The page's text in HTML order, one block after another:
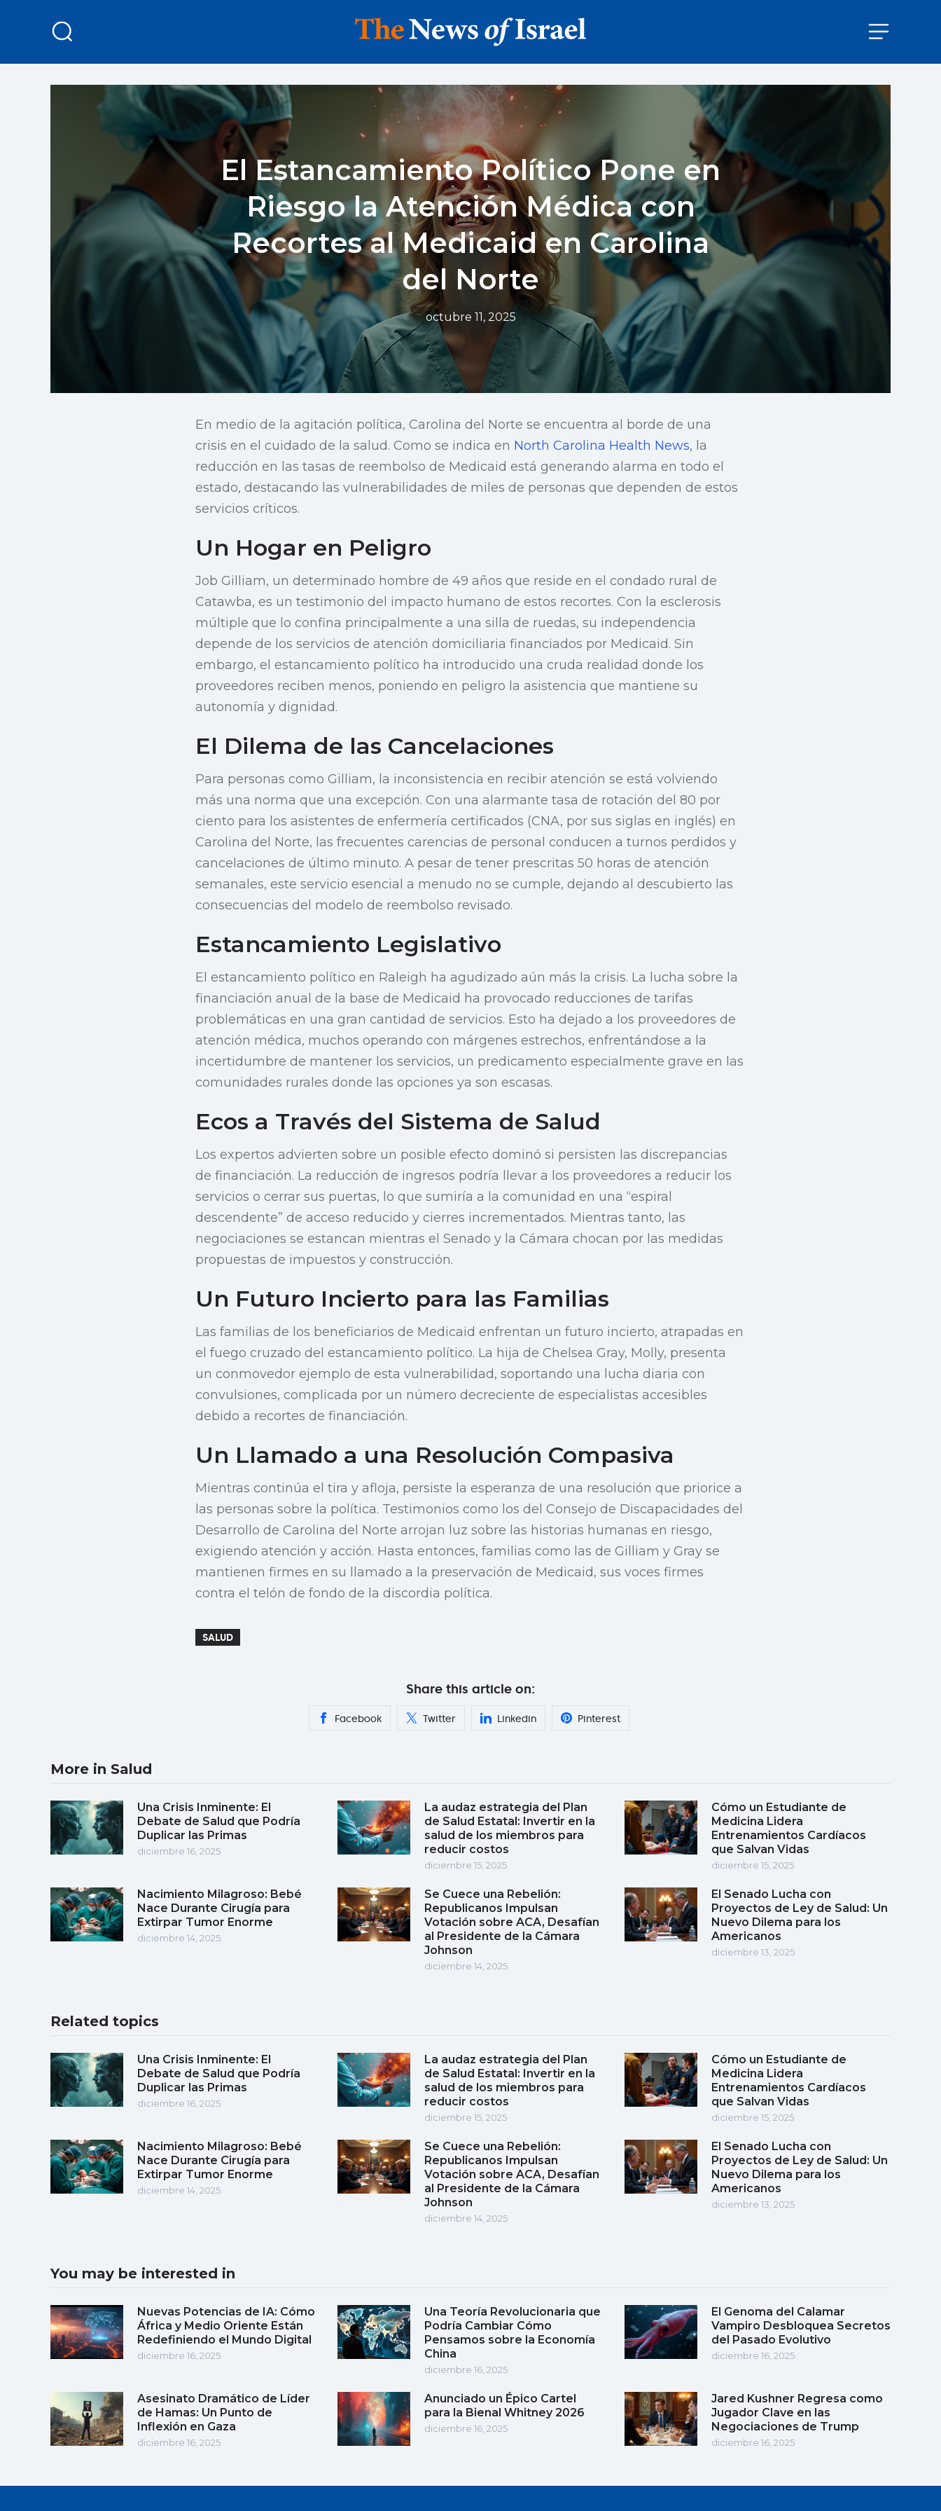
El Estancamiento Político Pone en
Riesgo la Atención Médica con
Recortes al Medicaid en Carolina
del Norte
octubre 11, 2025
En medio de la agitación política, Carolina del Norte se encuentra al borde de una
crisis en el cuidado de la salud. Como se indica en North Carolina Health News, la
reducción en las tasas de reembolso de Medicaid está generando alarma en todo el
estado, destacando las vulnerabilidades de miles de personas que dependen de estos
servicios críticos.
Un Hogar en Peligro
Job Gilliam, un determinado hombre de 49 años que reside en el condado rural de
Catawba, es un testimonio del impacto humano de estos recortes. Con la esclerosis
múltiple que lo confina principalmente a una silla de ruedas, su independencia
depende de los servicios de atención domiciliaria financiados por Medicaid. Sin
embargo, el estancamiento político ha introducido una cruda realidad donde los
proveedores reciben menos, poniendo en peligro la asistencia que mantiene su
autonomía y dignidad.
El Dilema de las Cancelaciones
Para personas como Gilliam, la inconsistencia en recibir atención se está volviendo
más una norma que una excepción. Con una alarmante tasa de rotación del 80 por
ciento para los asistentes de enfermería certificados (CNA, por sus siglas en inglés) en
Carolina del Norte, las frecuentes carencias de personal conducen a turnos perdidos y
cancelaciones de último minuto. A pesar de tener prescritas 50 horas de atención
semanales, este servicio esencial a menudo no se cumple, dejando al descubierto las
consecuencias del modelo de reembolso revisado.
Estancamiento Legislativo
El estancamiento político en Raleigh ha agudizado aún más la crisis. La lucha sobre la
financiación anual de la base de Medicaid ha provocado reducciones de tarifas
problemáticas en una gran cantidad de servicios. Esto ha dejado a los proveedores de
atención médica, muchos operando con márgenes estrechos, enfrentándose a la
incertidumbre de mantener los servicios, un predicamento especialmente grave en las
comunidades rurales donde las opciones ya son escasas.
Ecos a Través del Sistema de Salud
Los expertos advierten sobre un posible efecto dominó si persisten las discrepancias
de financiación. La reducción de ingresos podría llevar a los proveedores a reducir los
servicios o cerrar sus puertas, lo que sumiría a la comunidad en una “espiral
descendente” de acceso reducido y cierres incrementados. Mientras tanto, las
negociaciones se estancan mientras el Senado y la Cámara chocan por las medidas
propuestas de impuestos y construcción.
Un Futuro Incierto para las Familias
Las familias de los beneficiarios de Medicaid enfrentan un futuro incierto, atrapadas en
el fuego cruzado del estancamiento político. La hija de Chelsea Gray, Molly, presenta
un conmovedor ejemplo de esta vulnerabilidad, soportando una lucha diaria con
convulsiones, complicada por un número decreciente de especialistas accesibles
debido a recortes de financiación.
Un Llamado a una Resolución Compasiva
Mientras continúa el tira y afloja, persiste la esperanza de una resolución que priorice a
las personas sobre la política. Testimonios como los del Consejo de Discapacidades del
Desarrollo de Carolina del Norte arrojan luz sobre las historias humanas en riesgo,
exigiendo atención y acción. Hasta entonces, familias como las de Gilliam y Gray se
mantienen firmes en su llamado a la preservación de Medicaid, sus voces firmes
contra el telón de fondo de la discordia política.
SALUD
Share this article on:
Facebook Twitter Linkedin Pinterest
More in Salud
Una Crisis Inminente: El
Debate de Salud que Podría
Duplicar las Primas
diciembre 16, 2025
La audaz estrategia del Plan
de Salud Estatal: Invertir en la
salud de los miembros para
reducir costos
diciembre 15, 2025
Cómo un Estudiante de
Medicina Lidera
Entrenamientos Cardíacos
que Salvan Vidas
diciembre 15, 2025
Nacimiento Milagroso: Bebé
Nace Durante Cirugía para
Extirpar Tumor Enorme
diciembre 14, 2025
Se Cuece una Rebelión:
Republicanos Impulsan
Votación sobre ACA, Desafían
al Presidente de la Cámara
Johnson
diciembre 14, 2025
El Senado Lucha con
Proyectos de Ley de Salud: Un
Nuevo Dilema para los
Americanos
diciembre 13, 2025
Related topics
Una Crisis Inminente: El
Debate de Salud que Podría
Duplicar las Primas
diciembre 16, 2025
La audaz estrategia del Plan
de Salud Estatal: Invertir en la
salud de los miembros para
reducir costos
diciembre 15, 2025
Cómo un Estudiante de
Medicina Lidera
Entrenamientos Cardíacos
que Salvan Vidas
diciembre 15, 2025
Nacimiento Milagroso: Bebé
Nace Durante Cirugía para
Extirpar Tumor Enorme
diciembre 14, 2025
Se Cuece una Rebelión:
Republicanos Impulsan
Votación sobre ACA, Desafían
al Presidente de la Cámara
Johnson
diciembre 14, 2025
El Senado Lucha con
Proyectos de Ley de Salud: Un
Nuevo Dilema para los
Americanos
diciembre 13, 2025
You may be interested in
Nuevas Potencias de IA: Cómo
África y Medio Oriente Están
Redefiniendo el Mundo Digital
diciembre 16, 2025
Una Teoría Revolucionaria que
Podría Cambiar Cómo
Pensamos sobre la Economía
China
diciembre 16, 2025
El Genoma del Calamar
Vampiro Desbloquea Secretos
del Pasado Evolutivo
diciembre 16, 2025
Asesinato Dramático de Líder
de Hamas: Un Punto de
Inflexión en Gaza
diciembre 16, 2025
Anunciado un Épico Cartel
para la Bienal Whitney 2026
diciembre 16, 2025
Jared Kushner Regresa como
Jugador Clave en las
Negociaciones de Trump
diciembre 16, 2025